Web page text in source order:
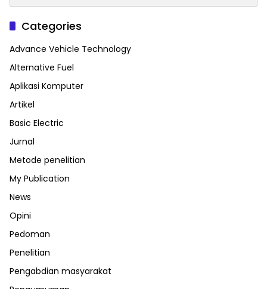
Categories
Advance Vehicle Technology
Alternative Fuel
Aplikasi Komputer
Artikel
Basic Electric
Jurnal
Metode penelitian
My Publication
News
Opini
Pedoman
Penelitian
Pengabdian masyarakat